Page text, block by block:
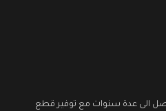
تصل الى عدة سنوات مع توفير قطع